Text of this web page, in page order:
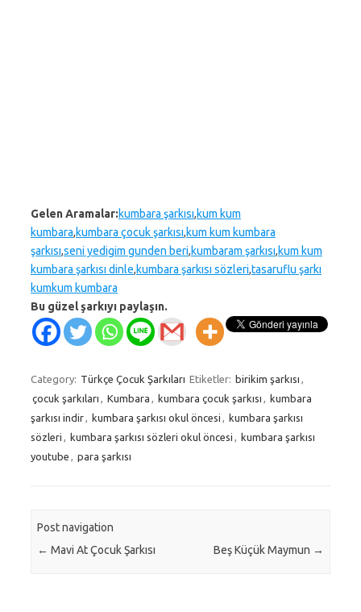
Gelen Aramalar:kumbara şarkısı,kum kum
kumbara,kumbara çocuk şarkısı,kum kum kumbara
şarkısı,seni yedigim gunden beri,kumbaram şarkısı,kum kum
kumbara şarkısı dinle,kumbara şarkısı sözleri,tasaruflu şarkı
kumkum kumbara
Bu güzel şarkıyı paylaşın.
Category: Türkçe Çocuk Şarkıları Etiketler: birikim şarkısı ,
çocuk şarkıları , Kumbara , kumbara çocuk şarkısı , kumbara
şarkısı indir, kumbara şarkısı okul öncesi , kumbara şarkısı
sözleri , kumbara şarkısı sözleri okul öncesi , kumbara şarkısı
youtube , para şarkısı
Post navigation
← Mavi At Çocuk Şarkısı Beş Küçük Maymun →